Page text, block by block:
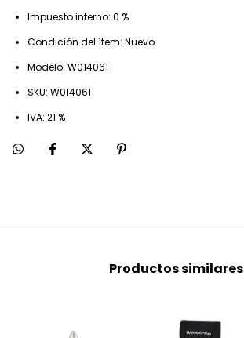
Impuesto interno: 0 %
Condición del ítem: Nuevo
Modelo: W014061
SKU: W014061
IVA: 21 %
Productos similares